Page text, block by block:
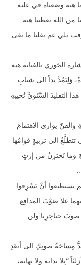
هبة وضعناه في علبة
من الله يعطينا هبة
يلي عم يقلنا ما بقى
الخوري بالفنانة هبة
وَلِيَمُدَّ يداً الى شبابِ
التقليدَ السَّنَويَّ تُحييهِ
والفنّ يوازي الاهتمامَ
تتطلَّعُ الى تربيةٍ قوامُها
وما نَختزِنُ من إرثٍ
يستطيعوا أنْ يَسْرِقوا
علا صَوْتَ المدافِع
صوتَ حناجِرِنا ولن
مِساحَةُ صوتِكِ الى أبعَدِ
بداية ولا نهاية،